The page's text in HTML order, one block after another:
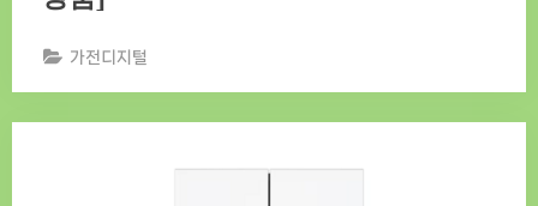
가전디지털